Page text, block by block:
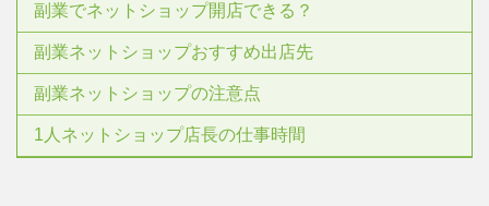
副業でネットショップ開店できる？
副業ネットショップおすすめ出店先
副業ネットショップの注意点
1人ネットショップ店長の仕事時間